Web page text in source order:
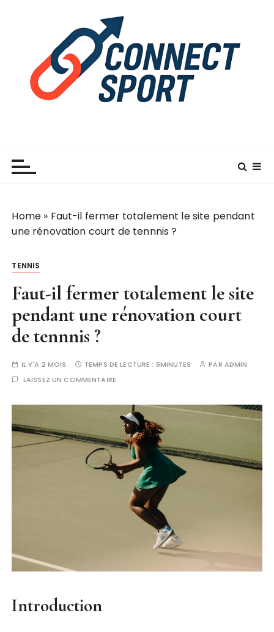
Home » Faut-il fermer totalement le site pendant
une rénovation court de tennnis ?
TENNIS
Faut-il fermer totalement le site
pendant une rénovation court
de tennnis ?
IL Y'A 2 MOIS TEMPS DE LECTURE : 6MINUTES PAR ADMIN
LAISSEZ UN COMMENTAIRE
Introduction